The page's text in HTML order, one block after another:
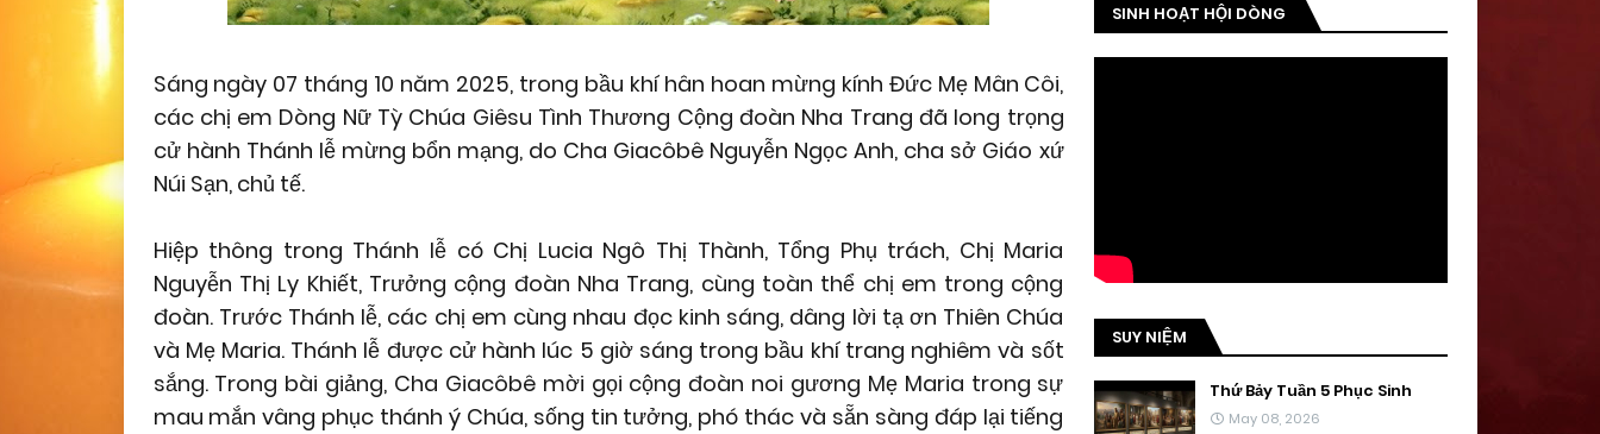
Sáng ngày 07 tháng 10 năm 2025, trong bầu khí hân hoan mừng kính Đức Mẹ Mân Côi,
các chị em Dòng Nữ Tỳ Chúa Giêsu Tình Thương Cộng đoàn Nha Trang đã long trọng
cử hành Thánh lễ mừng bổn mạng, do Cha Giacôbê Nguyễn Ngọc Anh, cha sở Giáo xứ
Núi Sạn, chủ tế.
Hiệp thông trong Thánh lễ có Chị Lucia Ngô Thị Thành, Tổng Phụ trách, Chị Maria
Nguyễn Thị Ly Khiết, Trưởng cộng đoàn Nha Trang, cùng toàn thể chị em trong cộng
đoàn. Trước Thánh lễ, các chị em cùng nhau đọc kinh sáng, dâng lời tạ ơn Thiên Chúa
và Mẹ Maria. Thánh lễ được cử hành lúc 5 giờ sáng trong bầu khí trang nghiêm và sốt
sắng. Trong bài giảng, Cha Giacôbê mời gọi cộng đoàn noi gương Mẹ Maria trong sự
mau mắn vâng phục thánh ý Chúa, sống tin tưởng, phó thác và sẵn sàng đáp lại tiếng
SINH HOẠT HỘI DÒNG
SUY NIỆM
Thứ Bảy Tuần 5 Phục Sinh
May 08, 2026